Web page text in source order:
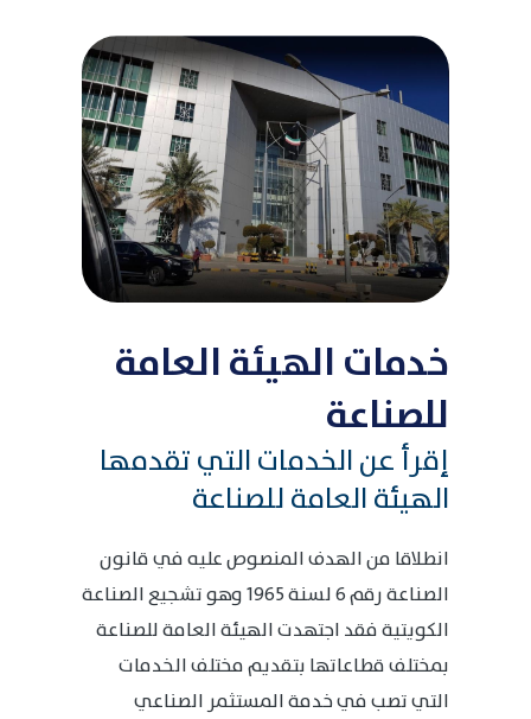
خدمات الهيئة العامة
للصناعة
إقرأ عن الخدمات التي تقدمها
الهيئة العامة للصناعة
انطلاقا من الهدف المنصوص عليه في قانون
الصناعة رقم 6 لسنة 1965 وهو تشجيع الصناعة
الكويتية فقد اجتهدت الهيئة العامة للصناعة
بمختلف قطاعاتها بتقديم مختلف الخدمات
التي تصب في خدمة المستثمر الصناعي